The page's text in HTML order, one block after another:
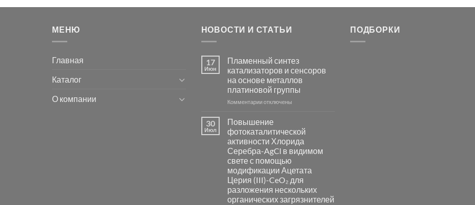
МЕНЮ
Главная
Каталог
О компании
НОВОСТИ И СТАТЬИ
17
Июн
Пламенный синтез
катализаторов и сенсоров
на основе металлов
платиновой группы
Комментариик
катализаторов
и
сенсоров
на
основе
металлов
платиновой
группы
отключены
30
Июл
Повышение
фотокаталитической
активности Хлорида
Серебра-AgCl в видимом
свете с помощью
модификации Ацетата
Церия (III)-CeO₂ для
разложения нескольких
органических загрязнителей
ПОДБОРКИ